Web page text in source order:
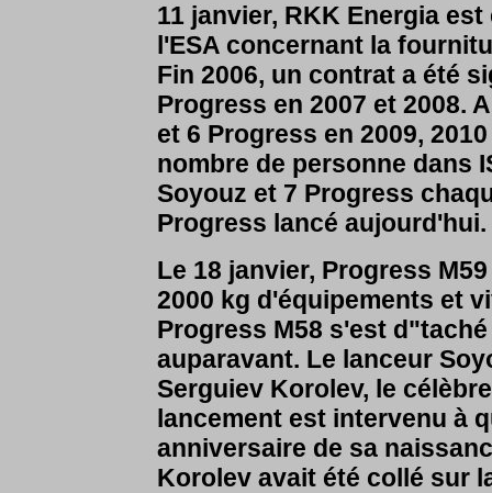
11 janvier, RKK Energia
l'ESA concernant la
Fin 2006, un contrat a été
Progress en 2007 et 2008.
et 6 Progress en 2009,
nombre de personne dans
Soyouz et 7 Progress
Progress lancé aujourd'hui.
Le 18 janvier, Progress
2000 kg d'équipements et
Progress M58 s'est
auparavant. Le lanceur
Serguiev Korolev, le
lancement est intervenu à
anniversaire de sa
Korolev avait été collé sur